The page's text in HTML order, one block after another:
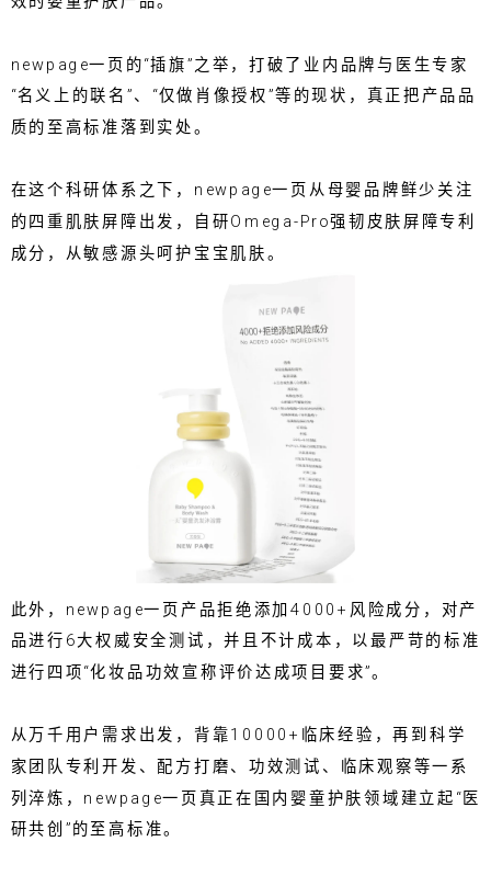
newpage一页的“插旗”之举，打破了业内品牌与医生专家
“名义上的联名”、“仅做肖像授权”等的现状，真正把产品品
质的至高标准落到实处。
在这个科研体系之下，newpage一页从母婴品牌鲜少关注
的四重肌肤屏障出发，自研Omega-Pro强韧皮肤屏障专利
成分，从敏感源头呵护宝宝肌肤。
此外，newpage一页产品拒绝添加4000+风险成分，对产
品进行6大权威安全测试，并且不计成本，以最严苛的标准
进行四项“化妆品功效宣称评价达成项目要求”。
从万千用户需求出发，背靠10000+临床经验，再到科学
家团队专利开发、配方打磨、功效测试、临床观察等一系
列淬炼，newpage一页真正在国内婴童护肤领域建立起“医
研共创”的至高标准。